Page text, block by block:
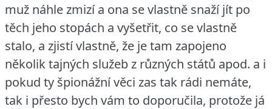
muž náhle zmizí a ona se vlastně snaží jít po
těch jeho stopách a vyšetřit, co se vlastně
stalo, a zjistí vlastně, že je tam zapojeno
několik tajných služeb z různých států apod. a i
pokud ty špionážní věci zas tak rádi nemáte,
tak i přesto bych vám to doporučila, protože já